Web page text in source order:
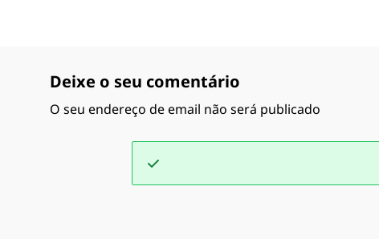
Deixe o seu comentário
O seu endereço de email não será publicado